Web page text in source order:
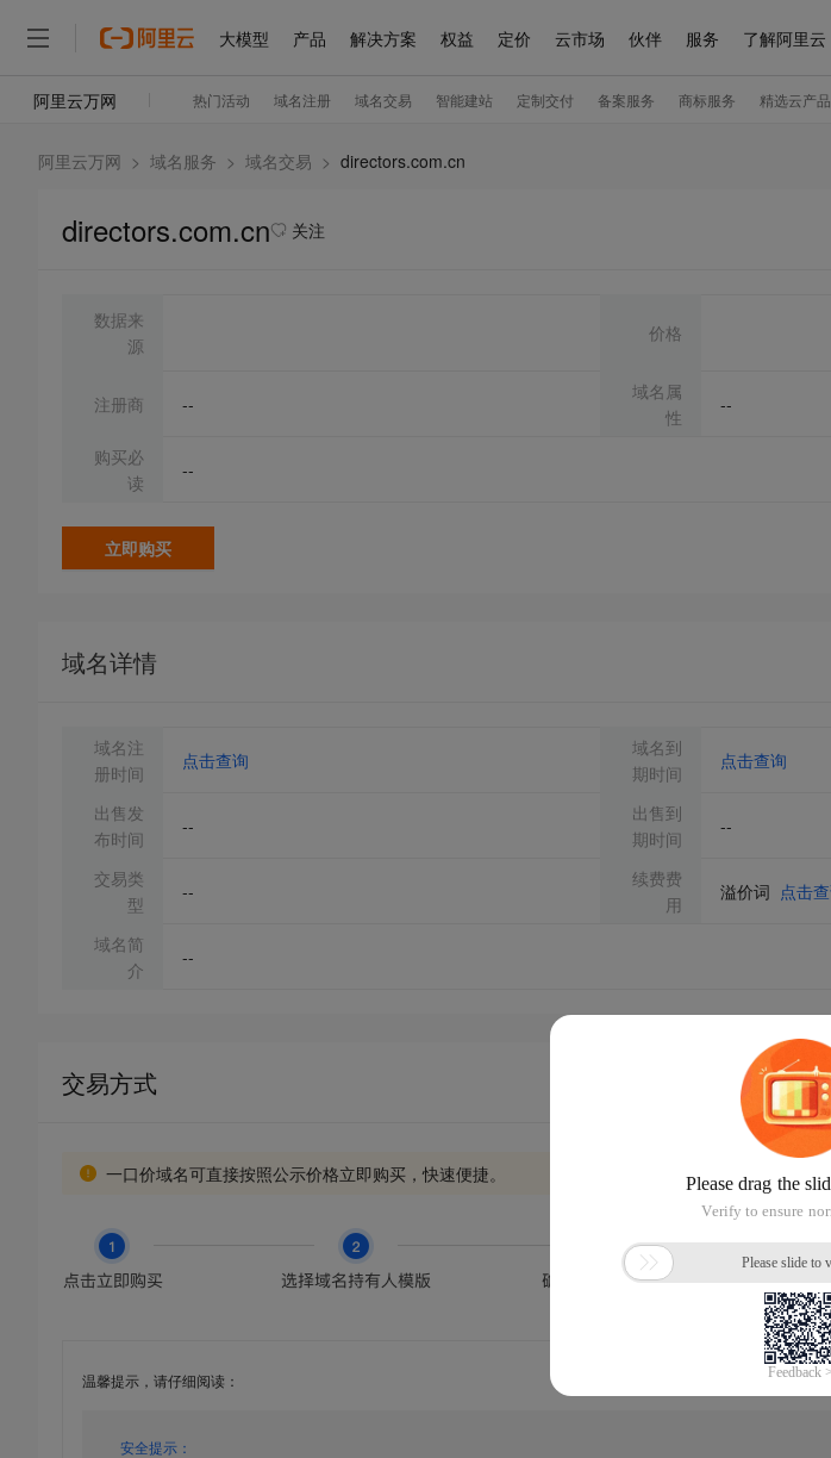
阿里云万网 > 域名服务 > 域名交易 > directors.com.cn
directors.com.cn 关注
数据来
源
价格
注册商 --
域名属
性
--
购买必
读
--
立即购买
域名详情
域名注
册时间
点击查询
域名到
期时间
点击查询
出售发
布时间
--
出售到
期时间
--
交易类
型
--
续费费
用
溢价词 点击
域名简
介
--
交易方式
一口价域名可直接按照公示价格立即购买，快速便捷。
温馨提示，请仔细阅读：
安全提示：